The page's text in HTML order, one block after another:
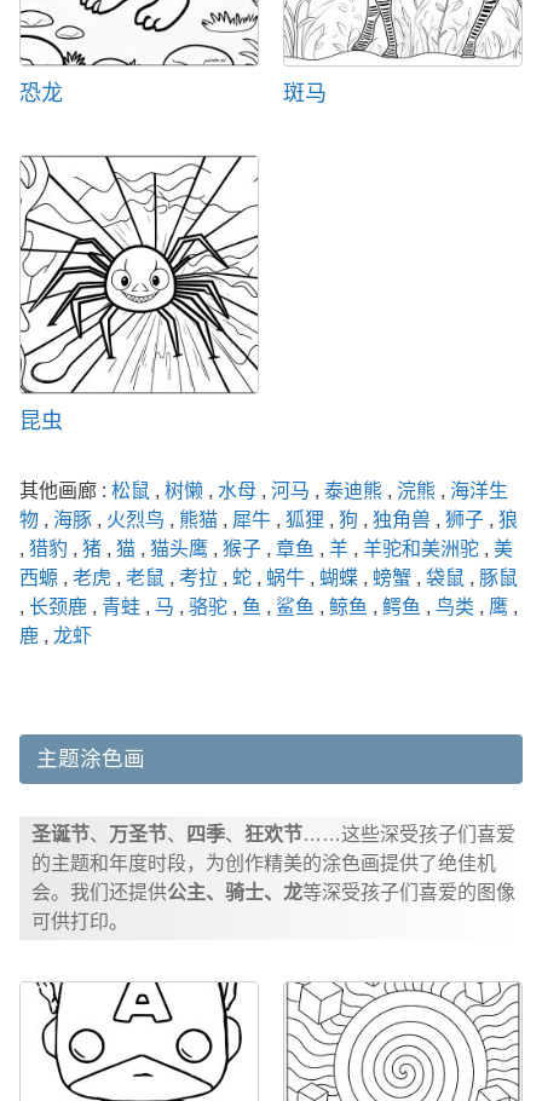
恐龙 斑马
昆虫
其他画廊 : 松鼠 , 树懒 , 水母 , 河马 , 泰迪熊 , 浣熊 , 海洋生
物 , 海豚 , 火烈鸟 , 熊猫 , 犀牛 , 狐狸 , 狗 , 独角兽 , 狮子 , 狼
, 猎豹 , 猪 , 猫 , 猫头鹰 , 猴子 , 章鱼 , 羊 , 羊驼和美洲驼 , 美
西螈 , 老虎 , 老鼠 , 考拉 , 蛇 , 蜗牛 , 蝴蝶 , 螃蟹 , 袋鼠 , 豚鼠
, 长颈鹿 , 青蛙 , 马 , 骆驼 , 鱼 , 鲨鱼 , 鲸鱼 , 鳄鱼 , 鸟类 , 鹰 ,
鹿 , 龙虾
主题涂色画
圣诞节、 万圣节、 四季、 狂欢节……这些深受孩子们喜爱
的主题和年度时段，为创作精美的涂色画提供了绝佳机
会。我们还提供公主、骑士、龙等深受孩子们喜爱的图像
可供打印。